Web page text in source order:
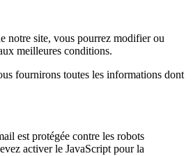
notre site, vous pourrez modifier ou
meilleures conditions.
fournirons toutes les informations dont
est protégée contre les robots
activer le JavaScript pour la